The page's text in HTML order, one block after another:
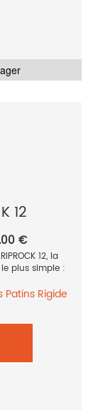
12
€
12, la
plus simple :
Patins Rigide